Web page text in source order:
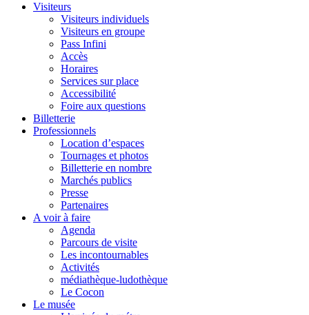
Visiteurs
Visiteurs individuels
Visiteurs en groupe
Pass Infini
Accès
Horaires
Services sur place
Accessibilité
Foire aux questions
Billetterie
Professionnels
Location d’espaces
Tournages et photos
Billetterie en nombre
Marchés publics
Presse
Partenaires
A voir à faire
Agenda
Parcours de visite
Les incontournables
Activités
médiathèque-ludothèque
Le Cocon
Le musée